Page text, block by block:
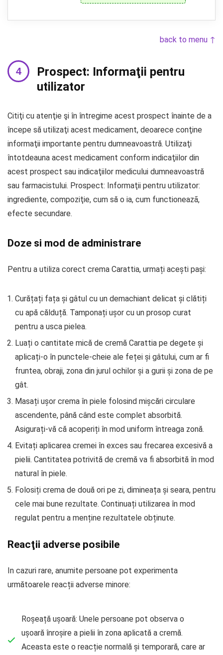
back to menu ↑
Prospect: Informaţii pentru
utilizator
Citiţi cu atenţie şi în întregime acest prospect înainte de a
începe să utilizaţi acest medicament, deoarece conţine
informaţii importante pentru dumneavoastră. Utilizaţi
întotdeauna acest medicament conform indicaţiilor din
acest prospect sau indicaţiilor medicului dumneavoastră
sau farmacistului. Prospect: Informaţii pentru utilizator:
ingrediente, compoziţie, cum să o ia, cum functioneazã,
efecte secundare.
Doze si mod de administrare
Pentru a utiliza corect crema Carattia, urmați acești pași:
Curățați fața și gâtul cu un demachiant delicat și clătiți
cu apă călduță. Tamponați ușor cu un prosop curat
pentru a usca pielea.
Luați o cantitate mică de cremă Carattia pe degete și
aplicați-o în punctele-cheie ale feței și gâtului, cum ar fi
fruntea, obraji, zona din jurul ochilor și a gurii și zona de pe
gât.
Masați ușor crema în piele folosind mișcări circulare
ascendente, până când este complet absorbită.
Asigurați-vă că acoperiți în mod uniform întreaga zonă.
Evitați aplicarea cremei în exces sau frecarea excesivă a
pielii. Cantitatea potrivită de cremă va fi absorbită în mod
natural în piele.
Folosiți crema de două ori pe zi, dimineața și seara, pentru
cele mai bune rezultate. Continuați utilizarea în mod
regulat pentru a menține rezultatele obținute.
Reacţii adverse posibile
In cazuri rare, anumite persoane pot experimenta
următoarele reacții adverse minore:
Roșeață ușoară: Unele persoane pot observa o
ușoară înroșire a pielii în zona aplicată a cremă.
Aceasta este o reacție normală și temporară, care ar